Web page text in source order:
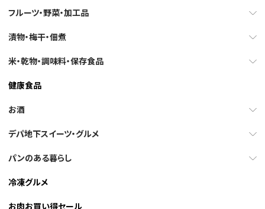
フルーツ・野菜・加工品
漬物・梅干・佃煮
米・乾物・調味料・保存食品
健康食品
お酒
デパ地下スイーツ・グルメ
パンのある暮らし
冷凍グルメ
お肉お買い得セール